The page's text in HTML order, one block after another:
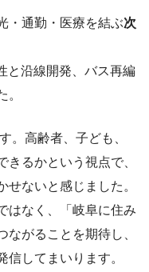
・通勤・医療を結ぶ次
と沿線開発、バス再編
。
。高齢者、子ども、
るかという視点で、
ないと感じました。
はなく、「岐阜に住み
がることを期待し、
してまいります。